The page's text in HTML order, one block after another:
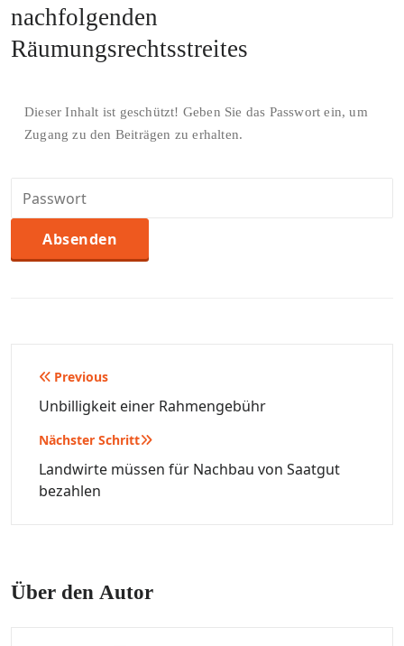
nachfolgenden
Räumungsrechtsstreites
Dieser Inhalt ist geschützt! Geben Sie das Passwort ein, um
Zugang zu den Beiträgen zu erhalten.
Beitragsnavigation
Previous
Unbilligkeit einer Rahmengebühr
Nächster Schritt
Landwirte müssen für Nachbau von Saatgut
bezahlen
Über den Autor